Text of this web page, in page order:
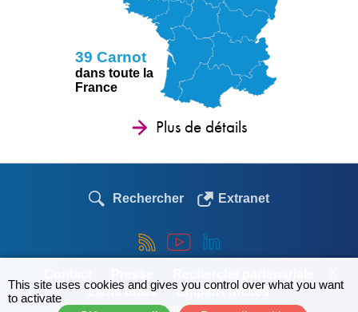
39 Carnot
dans toute la
France
Plus de détails
Rechercher Extranet
Liens utiles
Emploi / thèses
© Le réseau des Carnot 2026
This site uses cookies and gives you control over what you want
to activate